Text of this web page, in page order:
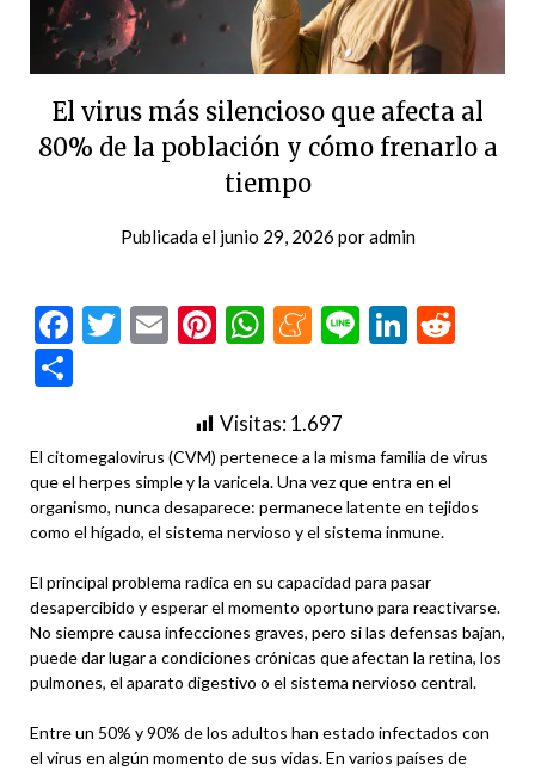
El virus más silencioso que afecta al
80% de la población y cómo frenarlo a
tiempo
Publicada el junio 29, 2026 poradmin
Facebook
Twitter
EmailPinterest
WhatsApp
Meneame
Line
Visitas:1.697
El citomegalovirus (CVM) pertenece a la misma familia de virus
que el herpes simple y la varicela. Una vez que entra en el
organismo, nunca desaparece: permanece latente en tejidos
como el hígado, el sistema nervioso y el sistema inmune.
El principal problema radica en su capacidad para pasar
desapercibido y esperar el momento oportuno para reactivarse.
No siempre causa infecciones graves, pero si las defensas bajan,
puede dar lugar a condiciones crónicas que afectan la retina, los
pulmones, el aparato digestivo o el sistema nervioso central.
Entre un 50% y 90% de los adultos han estado infectados con
el virus en algún momento de sus vidas. En varios países de